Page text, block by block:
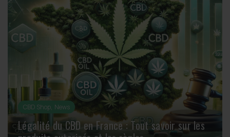
CBD Shop, News
Légalité du CBD en France : Tout savoir sur les